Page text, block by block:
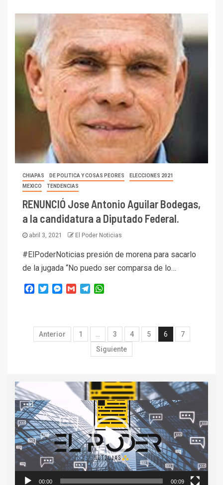
CHIAPAS DE POLITICA Y COSAS PEORES
ELECCIONES 2021
MEXICO
TENDENCIAS
RENUNCIÓ Jose Antonio Aguilar Bodegas,
a la candidatura a Diputado Federal.
abril 3, 2021 El Poder Noticias
#ElPoderNoticias presión de morena para sacarlo
de la jugada “No puedo ser comparsa de lo…
Facebook
TwitterMessenger
Gmail Telegram
Anterior 1 … 3 4 5 6
7
Siguiente
Reproductor
de
vídeo
00:00 00:09